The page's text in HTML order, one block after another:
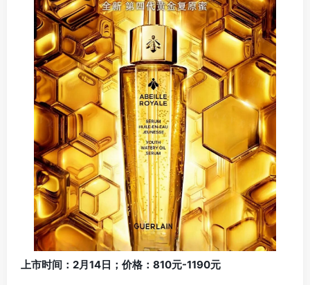
上市时间：2月14日；价格：810元-1190元